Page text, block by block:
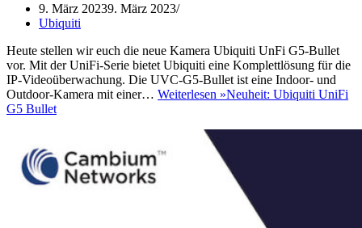
9. März 20239. März 2023
Ubiquiti
Heute stellen wir euch die neue Kamera Ubiquiti UnFi G5-Bullet
vor. Mit der UniFi-Serie bietet Ubiquiti eine Komplettlösung für die
IP-Videoüberwachung. Die UVC-G5-Bullet ist eine Indoor- und
Outdoor-Kamera mit einer… Weiterlesen »Neuheit: Ubiquiti UniFi
G5 Bullet